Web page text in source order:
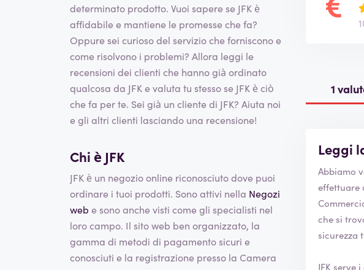
determinato prodotto. Vuoi sapere se JFK è
affidabile e mantiene le promesse che fa?
Oppure sei curioso del servizio che forniscono e
come risolvono i problemi? Allora leggi le
recensioni dei clienti che hanno già ordinato
qualcosa da JFK e valuta tu stesso se JFK è ciò
che fa per te. Sei già un cliente di JFK? Aiuta noi
e gli altri clienti lasciando una recensione!
Chi è JFK
JFK è un negozio online riconosciuto dove puoi
ordinare i tuoi prodotti. Sono attivi nella Negozi
web e sono anche visti come gli specialisti nel
loro campo. Il sito web ben organizzato, la
gamma di metodi di pagamento sicuri e
conosciuti e la registrazione presso la Camera
1
Leggi
effettuare un ordine. Ovviamente JFK è
Commercio) e il
che si trova
sicurezza
JFK serve i